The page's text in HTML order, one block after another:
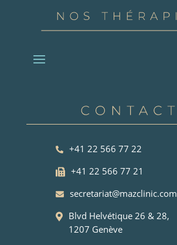
+41 22 566 77 22
+41 22 566 77 21
secretariat@mazclinic.com
Blvd Helvétique 26 & 28,
1207 Genève